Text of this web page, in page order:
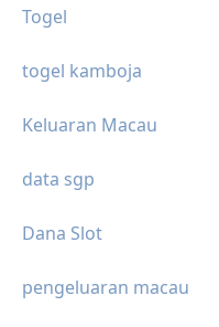
Togel
togel kamboja
Keluaran Macau
data sgp
Dana Slot
pengeluaran macau